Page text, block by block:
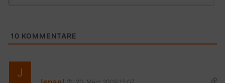
10 KOMMENTARE